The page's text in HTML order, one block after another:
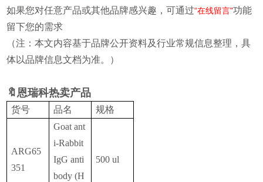
如果您对任意产品或其他品牌感兴趣，可通过“在线留言"功能
留下您的需求
（注：本文内容基于品牌公开资料及行业常规信息整理，具
体以品牌信息文档为准。）
🔖恩瑞科热卖产品
货号 品名 规格
ARG65
351
Goat ant
i-Rabbit
IgG anti
body (H
500 ul